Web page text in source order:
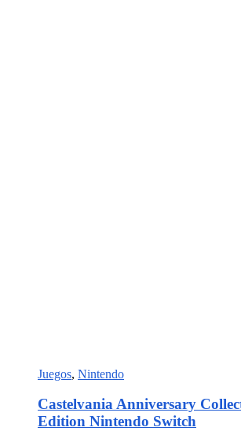
Juegos, Nintendo
Castelvania Anniversary
Edition Nintendo Switch